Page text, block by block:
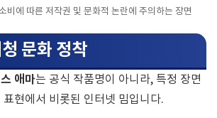
비에 따른 저작권 및 문화적 논란에 주의하는 장면
문화 정착
애마는 공식 작품명이 아니라, 특정 장면
현에서 비롯된 인터넷 밈입니다.